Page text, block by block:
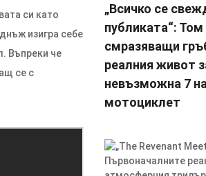
си като
изигра себе
Въпреки че
се с
„Всичко се
публиката“: Том
смразяващи
реалния живот
невъзможна 7
мотоциклет